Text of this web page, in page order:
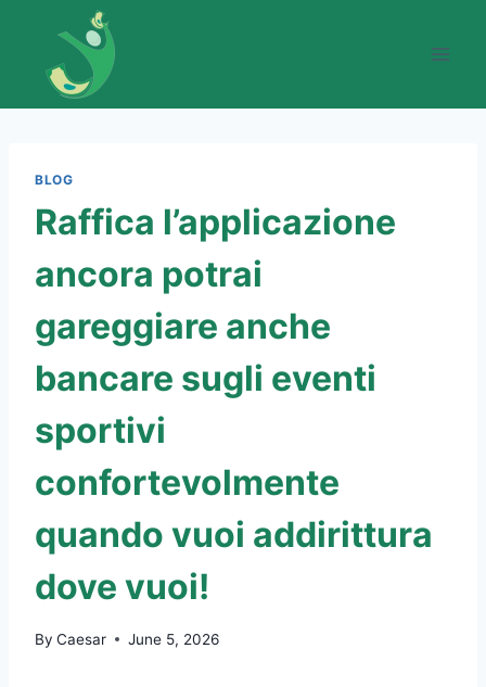
content
BLOG
Raffica l’applicazione
ancora potrai
gareggiare anche
bancare sugli eventi
sportivi
confortevolmente
quando vuoi addirittura
dove vuoi!
By Caesar June 5, 2026